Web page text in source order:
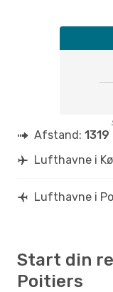
Afstand: 1319
Lufthavne i
Lufthavne i
Start din
Poitiers